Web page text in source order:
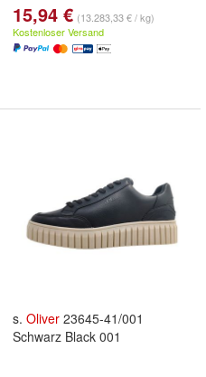
15,94 € (13.283,33 € / kg)
Kostenloser Versand
s. Oliver 23645-41/001
Schwarz Black 001